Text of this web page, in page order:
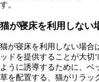
す。
猫が寝床を利用しない
猫が寝床を利用しない場合
ッドを提供することが大切
ように誘導するために、ベ
草を配置する、猫がリラッ